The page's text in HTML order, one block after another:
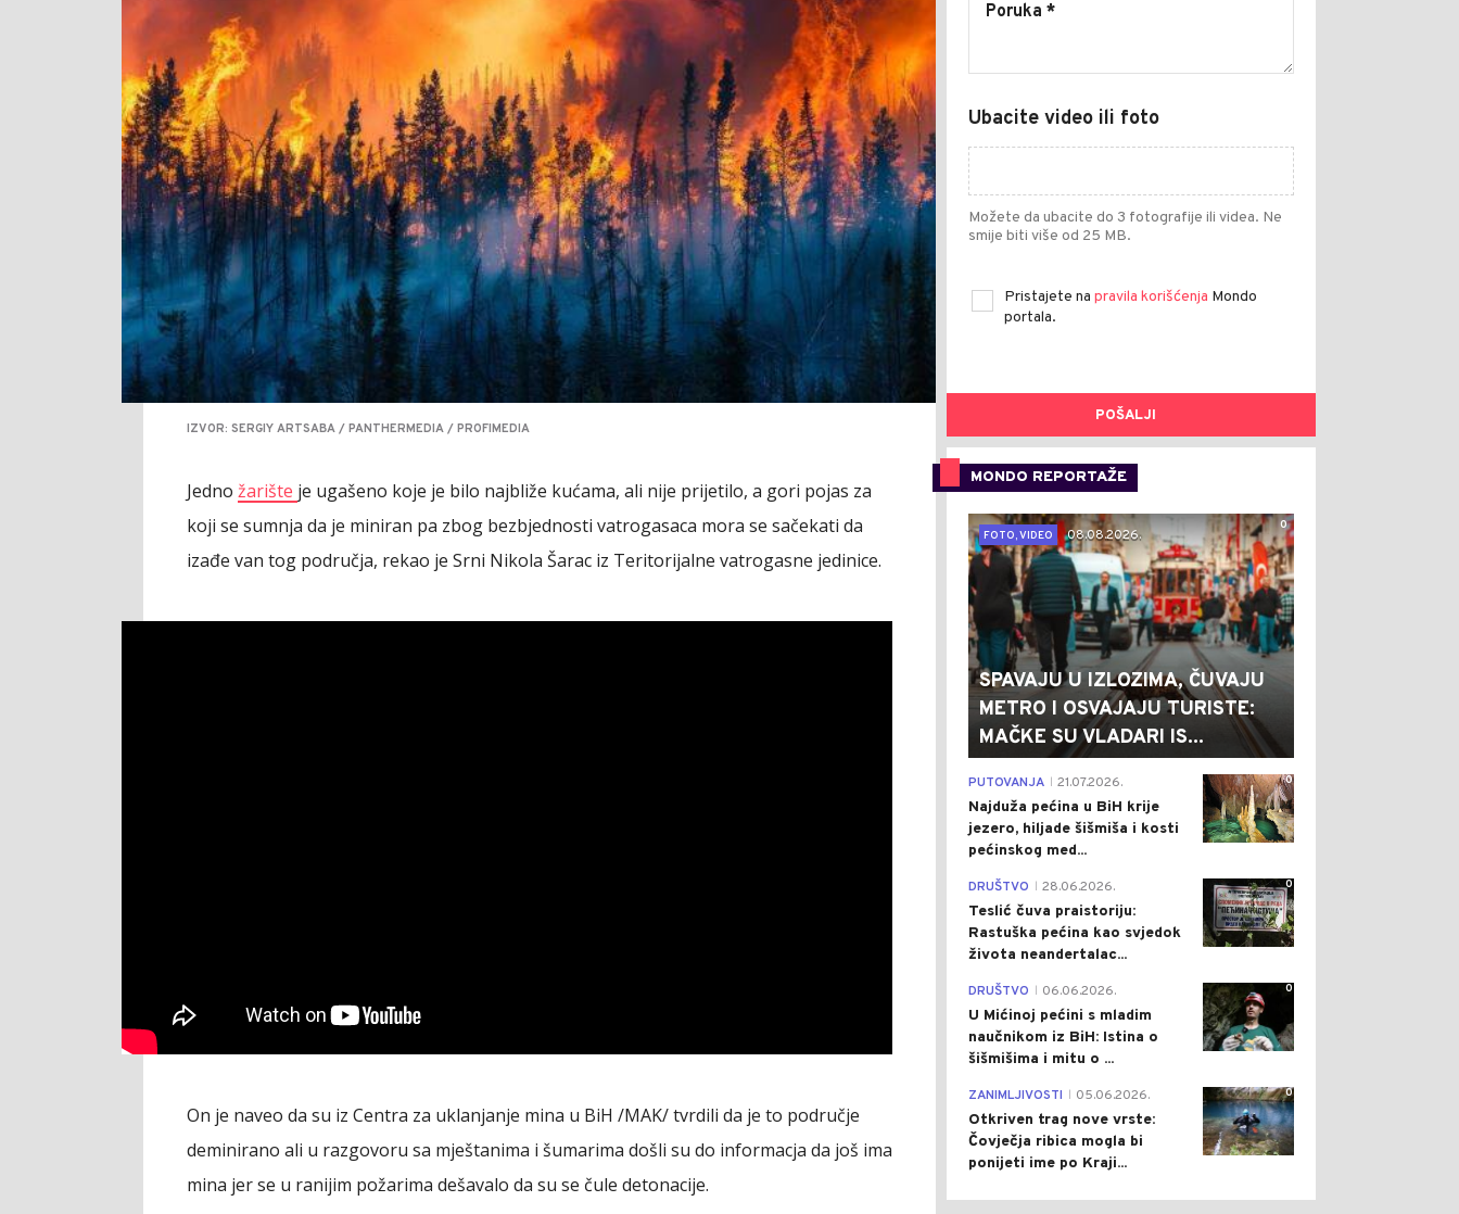
IZVOR: SERGIY ARTSABA / PANTHERMEDIA / PROFIMEDIA
Jedno žarište je ugašeno koje je bilo najbliže kućama, ali nije prijetilo, a gori pojas za
koji se sumnja da je miniran pa zbog bezbjednosti vatrogasaca mora se sačekati da
izađe van tog područja, rekao je Srni Nikola Šarac iz Teritorijalne vatrogasne jedinice.
On je naveo da su iz Centra za uklanjanje mina u BiH /MAK/ tvrdili da je to područje
deminirano ali u razgovoru sa mještanima i šumarima došli su do informacja da još ima
mina jer se u ranijim požarima dešavalo da su se čule detonacije.
Ubacite video ili foto
Možete da ubacite do 3 fotografije ili videa. Ne
smije biti više od 25 MB.
Pristajete na pravila korišćenja Mondo
portala.
POŠALJI
MONDO REPORTAŽE
0
FOTO, VIDEO
08.08.2026.
SPAVAJU U IZLOZIMA, ČUVAJU
METRO I OSVAJAJU TURISTE:
MAČKE SU VLADARI IS...
0
PUTOVANJA 21.07.2026.
Najduža pećina u BiH krije
jezero, hiljade šišmiša i kosti
pećinskog med...
0
DRUŠTVO 28.06.2026.
Teslić čuva praistoriju:
Rastuška pećina kao svjedok
života neandertalac...
0
DRUŠTVO 06.06.2026.
U Mićinoj pećini s mladim
naučnikom iz BiH: Istina o
šišmišima i mitu o ...
0
ZANIMLJIVOSTI 05.06.2026.
Otkriven trag nove vrste:
Čovječja ribica mogla bi
ponijeti ime po Kraji...